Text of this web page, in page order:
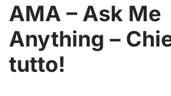
AMA – Ask Me
Anything –
tutto!